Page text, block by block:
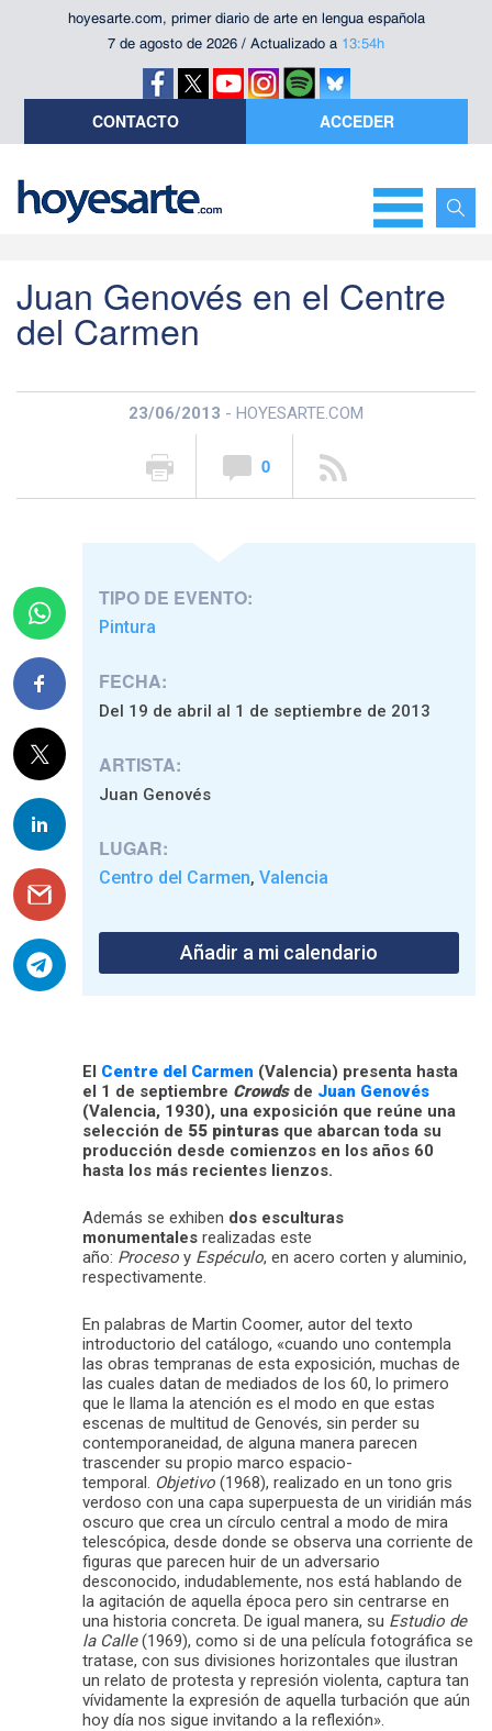
hoyesarte.com, primer diario de arte en lengua española
7 de agosto de 2026 / Actualizado a 13:54h
CONTACTO ACCEDER
Juan Genovés en el Centre
del Carmen
23/06/2013 - HOYESARTE.COM
0
TIPO DE EVENTO:
Pintura
FECHA:
Del 19 de abril al 1 de septiembre de 2013
ARTISTA:
Juan Genovés
LUGAR:
Centro del Carmen, Valencia
Añadir a mi calendario
El Centre del Carmen (Valencia) presenta hasta
el 1 de septiembre Crowdsde Juan Genovés
(Valencia, 1930), una exposición que reúne una
selección de 55 pinturas que abarcan toda su
producción desde comienzos en los años 60
hasta los más recientes lienzos.
Además se exhiben dos esculturas
monumentales realizadas este
año: Proceso y Espéculo, en acero corten y aluminio,
respectivamente.
En palabras de Martin Coomer, autor del texto
introductorio del catálogo, «cuando uno contempla
las obras tempranas de esta exposición, muchas de
las cuales datan de mediados de los 60, lo primero
que le llama la atención es el modo en que estas
escenas de multitud de Genovés, sin perder su
contemporaneidad, de alguna manera parecen
trascender su propio marco espacio-
temporal. Objetivo (1968), realizado en un tono gris
verdoso con una capa superpuesta de un viridián más
oscuro que crea un círculo central a modo de mira
telescópica, desde donde se observa una corriente de
figuras que parecen huir de un adversario
desconocido, indudablemente, nos está hablando de
la agitación de aquella época pero sin centrarse en
una historia concreta. De igual manera, su Estudio de
la Calle(1969), como si de una película fotográfica se
tratase, con sus divisiones horizontales que ilustran
un relato de protesta y represión violenta, captura tan
vívidamente la expresión de aquella turbación que aún
hoy día nos sigue invitando a la reflexión».